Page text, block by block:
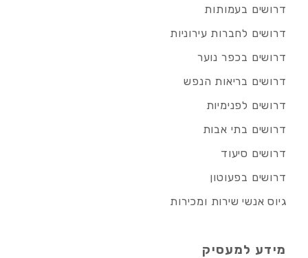
דרושים בעמותות
דרושים לחברות עירוניות
דרושים בכפר נוער
דרושים בריאות הנפש
דרושים לפנימיות
דרושים בתי אבות
דרושים סיעוד
דרושים בפעוטון
גיוס אנשי שירות ומכירות
מידע למעסיק